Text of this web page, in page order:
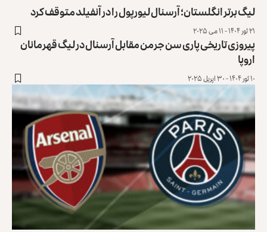
لیگ برتر انگلستان؛ آرسنال لیورپول را در آنفیلد متوقف کرد
۲۱ ثور ۱۴۰۴ - ۱۱ می ۲۰۲۵
پیروزی تاریخی پاری سن جرمن مقابل آرسنال در لیگ قهرمانان
اروپا
۱۰ ثور ۱۴۰۴ - ۳۰ اپریل ۲۰۲۵